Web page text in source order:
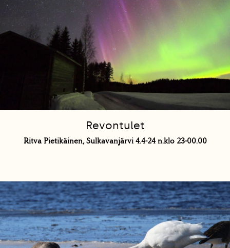
Revontulet
Ritva Pietikäinen, Sulkavanjärvi 4.4-24 n.klo 23-00.00